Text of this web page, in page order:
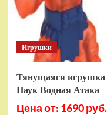
Игрушки
Тянущаяся игрушка
Паук Водная Атака
Цена от: 1690 руб.